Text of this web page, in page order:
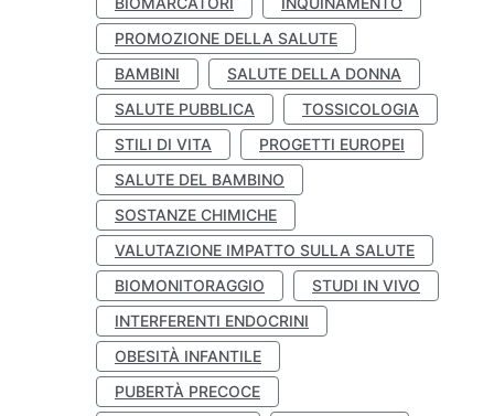
PROMOZIONE DELLA SALUTE
BAMBINI
SALUTE DELLA DONNA
SALUTE PUBBLICA
TOSSICOLOGIA
STILI DI VITA
PROGETTI EUROPEI
SALUTE DEL BAMBINO
SOSTANZE CHIMICHE
VALUTAZIONE IMPATTO SULLA SALUTE
BIOMONITORAGGIO
STUDI IN VIVO
INTERFERENTI ENDOCRINI
OBESITÀ INFANTILE
PUBERTÀ PRECOCE